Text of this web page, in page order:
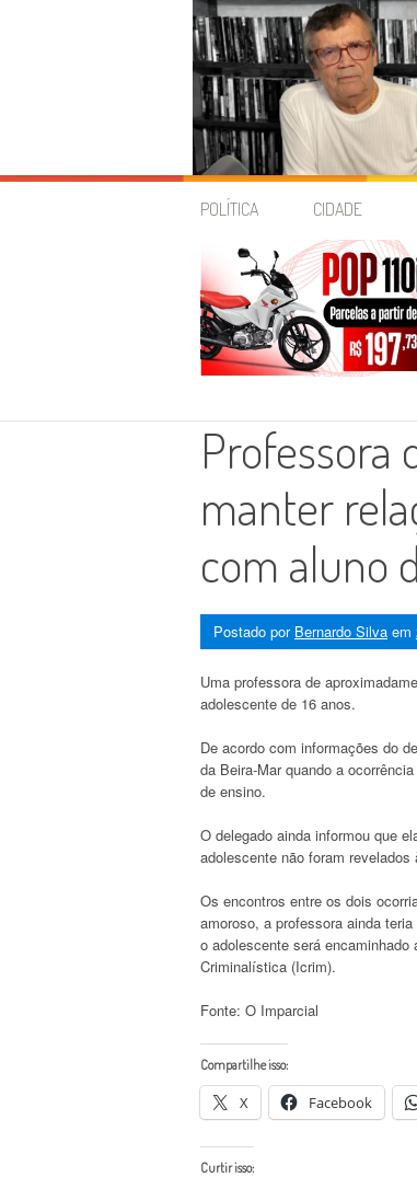
Skip
POLÍTICA CIDADE
Professora
manter
com aluno
Postado por Bernardo Silva em
Uma professora de
adolescente de 16 anos.
De acordo com informações do
da Beira-Mar quando a
de ensino.
O delegado ainda informou que
adolescente não foram
Os encontros entre os dois
amoroso, a professora ainda
o adolescente será
Criminalística (Icrim).
Fonte: O Imparcial
Compartilhe isso:
X Facebook
Curtir isso: